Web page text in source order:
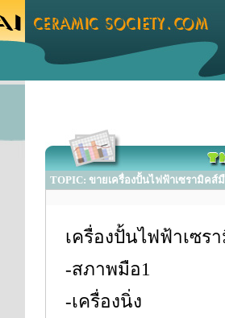
TOPIC: ขายเครื่องปั้นไฟฟ้าเซรามิค
เครื่องปั้นไฟฟ้าเซร
-สภาพมือ1
-เครื่องนิ่ง